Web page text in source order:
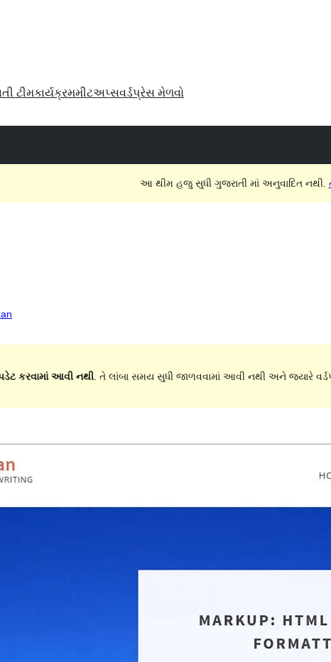
ટીમકાર્યક્રમમીટઅપ્સવર્ડપ્રેસ મેળવો
આ થીમ હજુ સુધી ગુજરાતી માં અનુવાદિત નથી.
કરવામાં આવી નથી. તે લાંબા સમય સુધી જાળવવામાં આવી નથી અને જ્યારે